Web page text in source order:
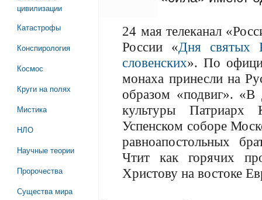
цивилизации
Катастрофы
Конспирология
Космос
Круги на полях
Мистика
НЛО
Научные теории
Пророчества
Существа мира
24 мая телеканал
России «Дня святых
словенских». По
монаха принесли на
образом «подвиг». «В
культуры
Успенском соборе
равноапостольных
Чтит как горячих
Христову на востоке